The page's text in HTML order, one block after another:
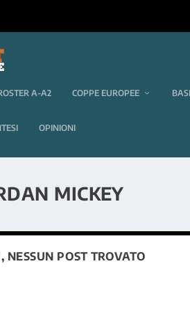
A-A2 COPPE EUROPEE
OPINIONI
MICKEY
NESSUN POST TROVATO